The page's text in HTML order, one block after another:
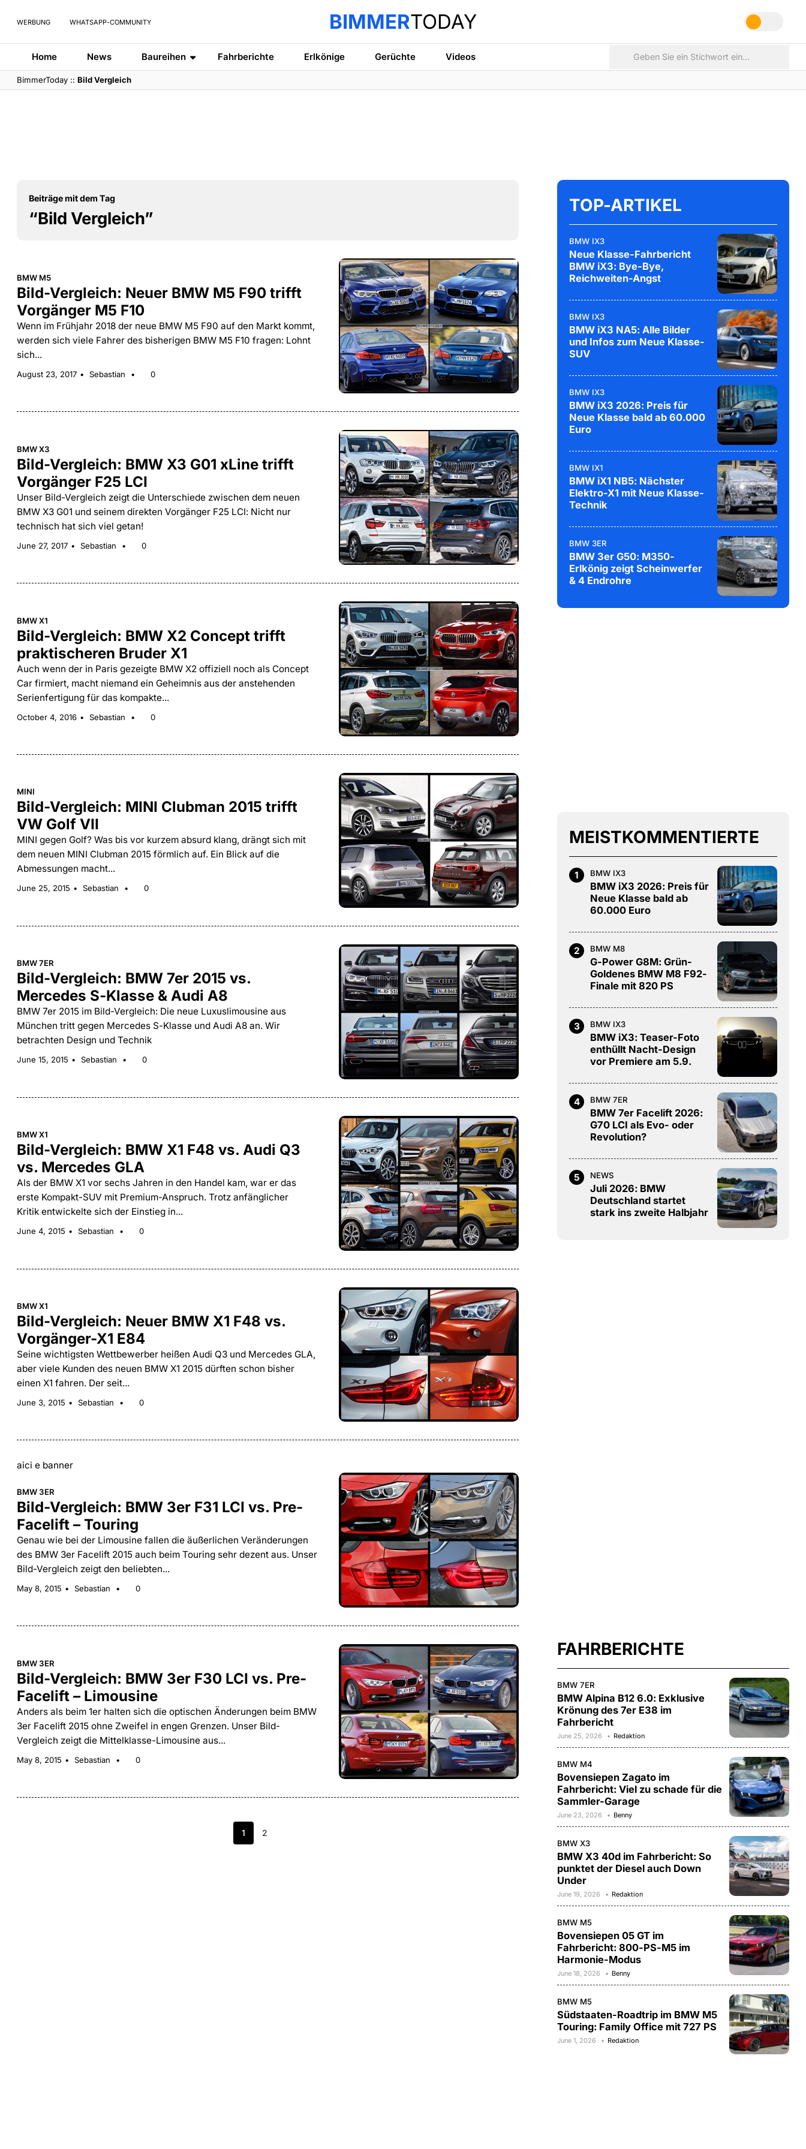
WERBUNG WHATSAPP-COMMUNITY BIMMERTODAY
Home News Baureihen Fahrberichte Erlkönige Gerüchte Videos
BimmerToday ::Bild Vergleich
Beiträge mit dem Tag
“Bild Vergleich”
BMW M5
Bild-Vergleich: Neuer BMW M5 F90 trifft
Vorgänger M5 F10
Wenn im Frühjahr 2018 der neue BMW M5 F90 auf den Markt kommt,
werden sich viele Fahrer des bisherigen BMW M5 F10 fragen: Lohnt
sich...
August 23, 2017 Sebastian 0
BMW X3
Bild-Vergleich: BMW X3 G01 xLine trifft
Vorgänger F25 LCI
Unser Bild-Vergleich zeigt die Unterschiede zwischen dem neuen
BMW X3 G01 und seinem direkten Vorgänger F25 LCI: Nicht nur
technisch hat sich viel getan!
June 27, 2017 Sebastian 0
BMW X1
Bild-Vergleich: BMW X2 Concept trifft
praktischeren Bruder X1
Auch wenn der in Paris gezeigte BMW X2 offiziell noch als Concept
Car firmiert, macht niemand ein Geheimnis aus der anstehenden
Serienfertigung für das kompakte...
October 4, 2016 Sebastian 0
MINI
Bild-Vergleich: MINI Clubman 2015 trifft
VW Golf VII
MINI gegen Golf? Was bis vor kurzem absurd klang, drängt sich mit
dem neuen MINI Clubman 2015 förmlich auf. Ein Blick auf die
Abmessungen macht...
June 25, 2015 Sebastian 0
BMW 7ER
Bild-Vergleich: BMW 7er 2015 vs.
Mercedes S-Klasse & Audi A8
BMW 7er 2015 im Bild-Vergleich: Die neue Luxuslimousine aus
München tritt gegen Mercedes S-Klasse und Audi A8 an. Wir
betrachten Design und Technik
June 15, 2015 Sebastian 0
BMW X1
Bild-Vergleich: BMW X1 F48 vs. Audi Q3
vs. Mercedes GLA
Als der BMW X1 vor sechs Jahren in den Handel kam, war er das
erste Kompakt-SUV mit Premium-Anspruch. Trotz anfänglicher
Kritik entwickelte sich der Einstieg in...
June 4, 2015 Sebastian 0
BMW X1
Bild-Vergleich: Neuer BMW X1 F48 vs.
Vorgänger-X1 E84
Seine wichtigsten Wettbewerber heißen Audi Q3 und Mercedes GLA,
aber viele Kunden des neuen BMW X1 2015 dürften schon bisher
einen X1 fahren. Der seit...
June 3, 2015 Sebastian 0
aici e banner
BMW 3ER
Bild-Vergleich: BMW 3er F31 LCI vs. Pre-
Facelift – Touring
Genau wie bei der Limousine fallen die äußerlichen Veränderungen
des BMW 3er Facelift 2015 auch beim Touring sehr dezent aus. Unser
Bild-Vergleich zeigt den beliebten...
May 8, 2015 Sebastian 0
BMW 3ER
Bild-Vergleich: BMW 3er F30 LCI vs. Pre-
Facelift – Limousine
Anders als beim 1er halten sich die optischen Änderungen beim BMW
3er Facelift 2015 ohne Zweifel in engen Grenzen. Unser Bild-
Vergleich zeigt die Mittelklasse-Limousine aus...
May 8, 2015 Sebastian 0
1 2
TOP-ARTIKEL
BMW IX3
Neue Klasse-Fahrbericht
BMW iX3: Bye-Bye,
Reichweiten-Angst
BMW IX3
BMW iX3 NA5: Alle Bilder
und Infos zum Neue Klasse-
SUV
BMW IX3
BMW iX3 2026: Preis für
Neue Klasse bald ab 60.000
Euro
BMW IX1
BMW iX1 NB5: Nächster
Elektro-X1 mit Neue Klasse-
Technik
BMW 3ER
BMW 3er G50: M350-
Erlkönig zeigt Scheinwerfer
& 4 Endrohre
MEISTKOMMENTIERTE
1 BMW IX3
BMW iX3 2026: Preis für
Neue Klasse bald ab
60.000 Euro
2 BMW M8
G-Power G8M: Grün-
Goldenes BMW M8 F92-
Finale mit 820 PS
3 BMW IX3
BMW iX3: Teaser-Foto
enthüllt Nacht-Design
vor Premiere am 5.9.
4 BMW 7ER
BMW 7er Facelift 2026:
G70 LCI als Evo- oder
Revolution?
5 NEWS
Juli 2026: BMW
Deutschland startet
stark ins zweite Halbjahr
FAHRBERICHTE
BMW 7ER
BMW Alpina B12 6.0: Exklusive
Krönung des 7er E38 im
Fahrbericht
June 25, 2026 Redaktion
BMW M4
Bovensiepen Zagato im
Fahrbericht: Viel zu schade für die
Sammler-Garage
June 23, 2026 Benny
BMW X3
BMW X3 40d im Fahrbericht: So
punktet der Diesel auch Down
Under
June 19, 2026 Redaktion
BMW M5
Bovensiepen 05 GT im
Fahrbericht: 800-PS-M5 im
Harmonie-Modus
June 18, 2026 Benny
BMW M5
Südstaaten-Roadtrip im BMW M5
Touring: Family Office mit 727 PS
June 1, 2026 Redaktion